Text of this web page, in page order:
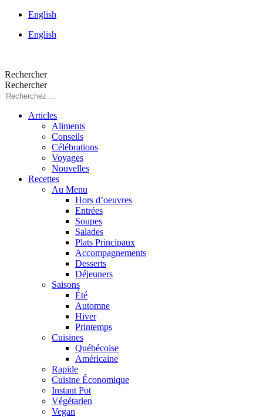
English
English
Rechercher
Rechercher
Articles
Aliments
Conseils
Célébrations
Voyages
Nouvelles
Recettes
Au Menu
Hors d’oeuvres
Entrées
Soupes
Salades
Plats Principaux
Accompagnements
Desserts
Déjeuners
Saisons
Été
Automne
Hiver
Printemps
Cuisines
Québécoise
Américaine
Rapide
Cuisine Économique
Instant Pot
Végétarien
Vegan